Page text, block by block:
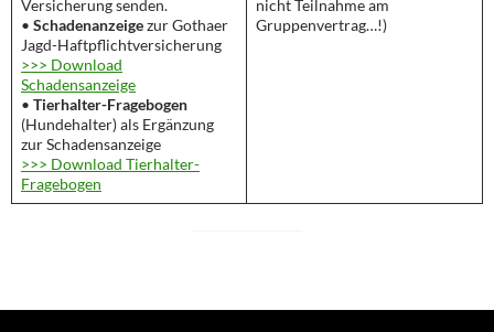
Versicherung senden.
• Schadenanzeigezur Gothaer
Jagd-Haftpflichtversicherung
>>> Download
Schadensanzeige
• Tierhalter-Fragebogen
(Hundehalter) als Ergänzung
zur Schadensanzeige
>>> Download Tierhalter-
Fragebogen
nicht Teilnahme am
Gruppenvertrag…!)